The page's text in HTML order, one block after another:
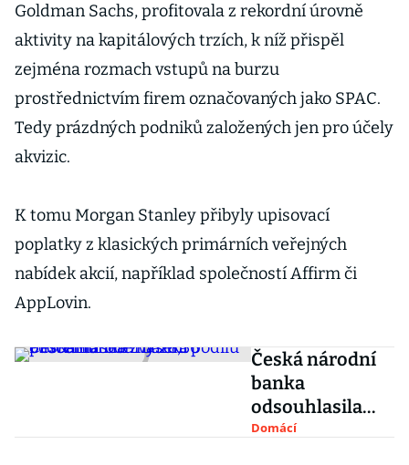
Goldman Sachs, profitovala z rekordní úrovně
aktivity na kapitálových trzích, k níž přispěl
zejména rozmach vstupů na burzu
prostřednictvím firem označovaných jako SPAC.
Tedy prázdných podniků založených jen pro účely
akvizic.
K tomu Morgan Stanley přibyly upisovací
poplatky z klasických primárních veřejných
nabídek akcií, například společností Affirm či
AppLovin.
Česká národní
banka
odsouhlasila
zvýšení podílu
Domácí